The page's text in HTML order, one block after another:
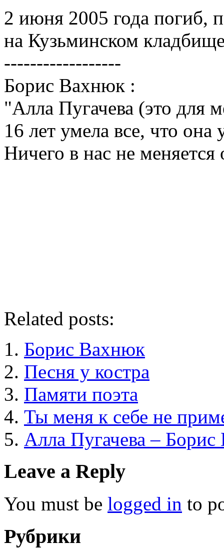
2 июня 2005 года погиб,
на Кузьминском
------------------
Борис Вахнюк :
"Алла Пугачева (это для
16 лет умела все, что она
Ничего в нас не
Related posts:
Борис Вахнюк
Песня у костра
Памяти поэта
Ты меня к себе не
Алла Пугачева – Борис
Leave a Reply
You must be logged in to
Рубрики